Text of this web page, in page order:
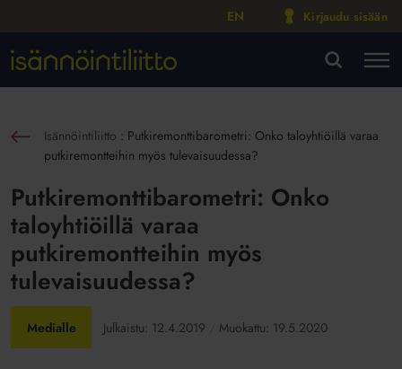
EN Kirjaudu sisään
Isännöintiliitto : Putkiremonttibarometri: Onko taloyhtiöillä varaa
putkiremontteihin myös tulevaisuudessa?
Putkiremonttibarometri: Onko
taloyhtiöillä varaa
putkiremontteihin myös
tulevaisuudessa?
Medialle Julkaistu: 12.4.2019 Muokattu: 19.5.2020